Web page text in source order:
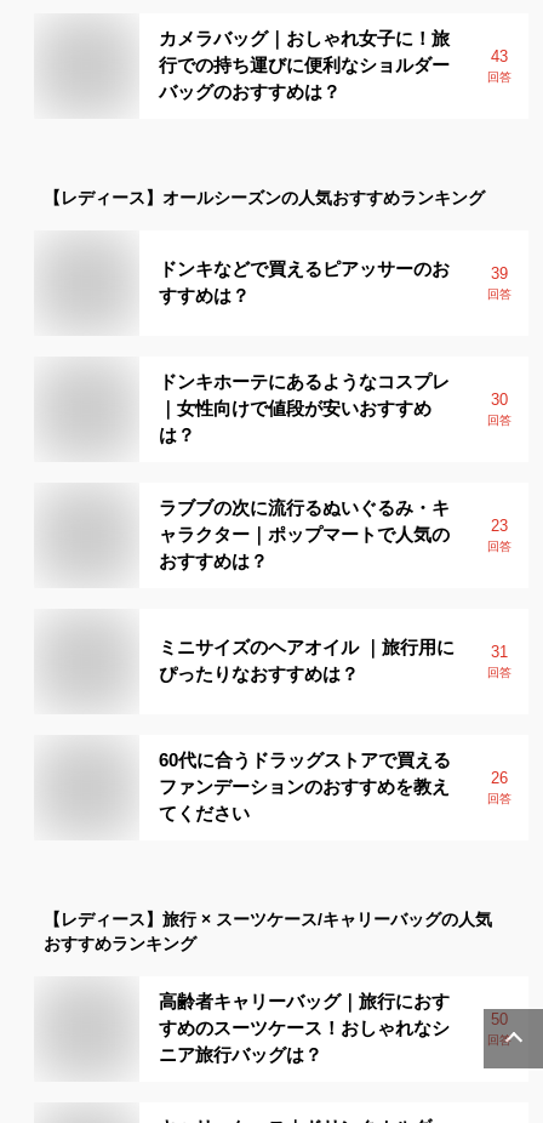
カメラバッグ｜おしゃれ女子に！旅
行での持ち運びに便利なショルダー
バッグのおすすめは？
43
回答
【レディース】 オールシーズンの人気おすすめランキング
ドンキなどで買えるピアッサーのお
すすめは？
39
回答
ドンキホーテにあるようなコスプレ
｜女性向けで値段が安いおすすめ
は？
30
回答
ラブブの次に流行るぬいぐるみ・キ
ャラクター｜ポップマートで人気の
おすすめは？
23
回答
ミニサイズのヘアオイル ｜旅行用に
ぴったりなおすすめは？
31
回答
60代に合うドラッグストアで買える
ファンデーションのおすすめを教え
てください
26
回答
【レディース】 旅行 × スーツケース/キャリーバッグの人気
おすすめランキング
高齢者キャリーバッグ｜旅行におす
すめのスーツケース！おしゃれなシ
ニア旅行バッグは？
50
回答